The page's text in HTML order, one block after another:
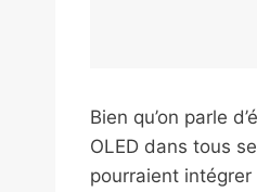
Bien qu’on parle
OLED dans tous
pourraient